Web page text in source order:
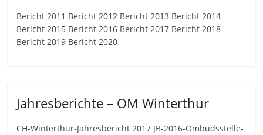
Bericht 2011 Bericht 2012 Bericht 2013 Bericht 2014
Bericht 2015 Bericht 2016 Bericht 2017 Bericht 2018
Bericht 2019 Bericht 2020
Jahresberichte – OM Winterthur
CH-Winterthur-Jahresbericht 2017 JB-2016-Ombudsstelle-